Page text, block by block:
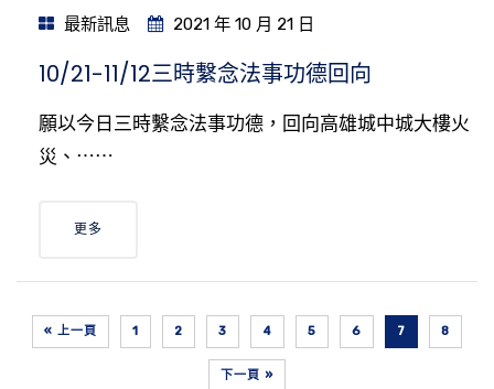
最新訊息 2021 年 10 月 21 日
10/21-11/12三時繫念法事功德回向
願以今日三時繫念法事功德，回向高雄城中城大樓火
災、⋯⋯
更多
« 上一頁 1 2 3 4 5 6 7 8
下一頁 »